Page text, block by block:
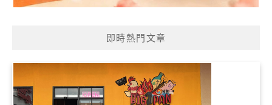
即時熱門文章